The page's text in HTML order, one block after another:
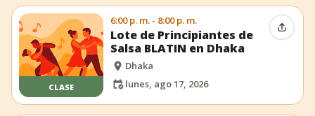
CLASE
6:00 p. m. - 8:00 p. m.
Lote de Principiantes de
Salsa BLATIN en Dhaka
Dhaka
lunes, ago 17, 2026